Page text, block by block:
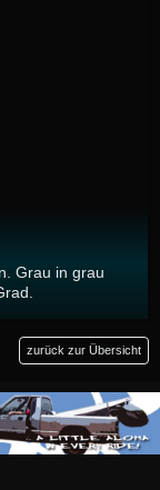
Grau in grau
zurück zur Übersicht